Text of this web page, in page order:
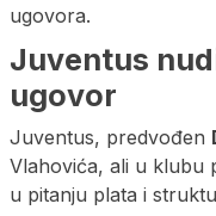
ugovora.
Juventus
ugovor
Juventus, predvođen
Vlahovića, ali u klubu
u pitanju plata i